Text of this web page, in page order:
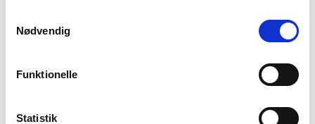
Nødvendig
Funktionelle
Statistik
Litteraturpris: Auður Ava Ólafsdóttir. Norden.org,
Råds Litteraturpris. Norden.org, 2018-10-30.
Råds Litteraturpris. Litteratursiden, 2018-11-01.